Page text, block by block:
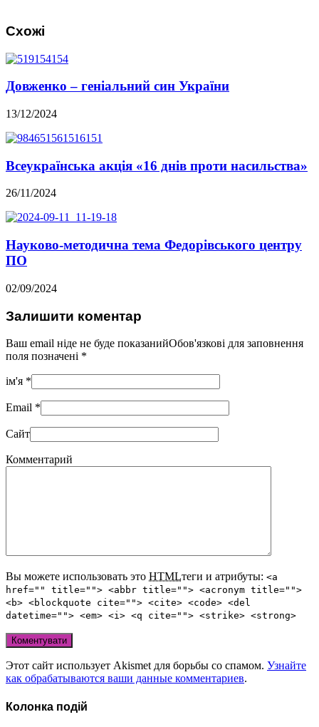
Схожі
Довженко – геніальний син України
13/12/2024
Всеукраїнська акція «16 днів проти насильства»
26/11/2024
Науково-методична тема Федорівського центру
ПО
02/09/2024
Залишити коментар
Ваш email ніде не буде показанийОбов'язкові для заповнення
поля позначені *
ім'я *
Email *
Сайт
Комментарий
Вы можете использовать это HTMLтеги и атрибуты: <a
href="" title=""> <abbr title=""> <acronym title="">
<b> <blockquote cite=""> <cite> <code> <del
datetime=""> <em> <i> <q cite=""> <strike> <strong>
Этот сайт использует Akismet для борьбы со спамом. Узнайте
как обрабатываются ваши данные комментариев.
Колонка подій